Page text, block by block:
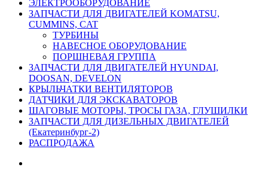
ЭЛЕКТРООБОРУДОВАНИЕ
ЗАПЧАСТИ ДЛЯ ДВИГАТЕЛЕЙ KOMATSU,
CUMMINS, CAT
ТУРБИНЫ
НАВЕСНОЕ ОБОРУДОВАНИЕ
ПОРШНЕВАЯ ГРУППА
ЗАПЧАСТИ ДЛЯ ДВИГАТЕЛЕЙ HYUNDAI,
DOOSAN, DEVELON
КРЫЛЬЧАТКИ ВЕНТИЛЯТОРОВ
ДАТЧИКИ ДЛЯ ЭКСКАВАТОРОВ
ШАГОВЫЕ МОТОРЫ, ТРОСЫ ГАЗА, ГЛУШИЛКИ
ЗАПЧАСТИ ДЛЯ ДИЗЕЛЬНЫХ ДВИГАТЕЛЕЙ
(Екатеринбург-2)
РАСПРОДАЖА